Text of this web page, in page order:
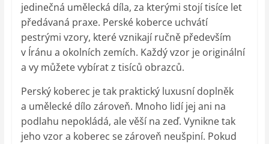
jedinečná umělecká díla, za kterými stojí tisíce let
předávaná praxe. Perské koberce uchvátí
pestrými vzory, které vznikají ručně především
v Íránu a okolních zemích. Každý vzor je originální
a vy můžete vybírat z tisíců obrazců.
Perský koberec je tak praktický luxusní doplněk
a umělecké dílo zároveň. Mnoho lidí jej ani na
podlahu nepokládá, ale věší na zeď. Vynikne tak
jeho vzor a koberec se zároveň neušpiní. Pokud